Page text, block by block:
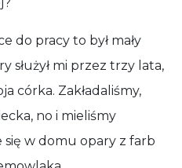
do pracy to był mały
służył mi przez trzy lata,
córka. Zakładaliśmy,
no i mieliśmy
się w domu opary z farb